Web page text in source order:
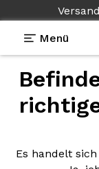
Menü
Es handelt
Ultegra